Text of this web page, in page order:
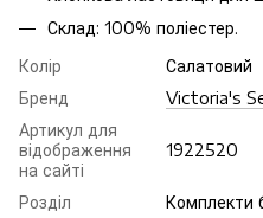
Склад: 100% поліестер.
Колір
Салатовий
Бренд
Victoria's
Артикул для
відображення
на сайті
1922520
Розділ
Комплекти